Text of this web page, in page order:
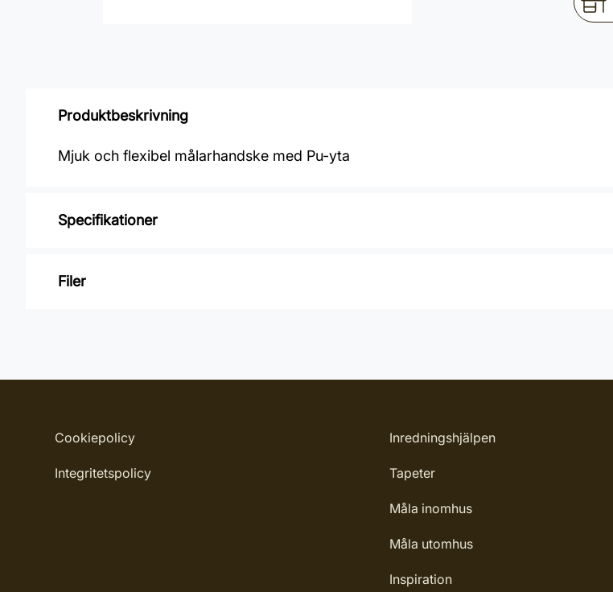
Produktbeskrivning
Mjuk och flexibel målarhandske med Pu-yta
Specifikationer
Varumärke: QPT
Filer
Cookiepolicy
Integritetspolicy
Inredningshjälpen
Tapeter
Måla inomhus
Måla utomhus
Inspiration